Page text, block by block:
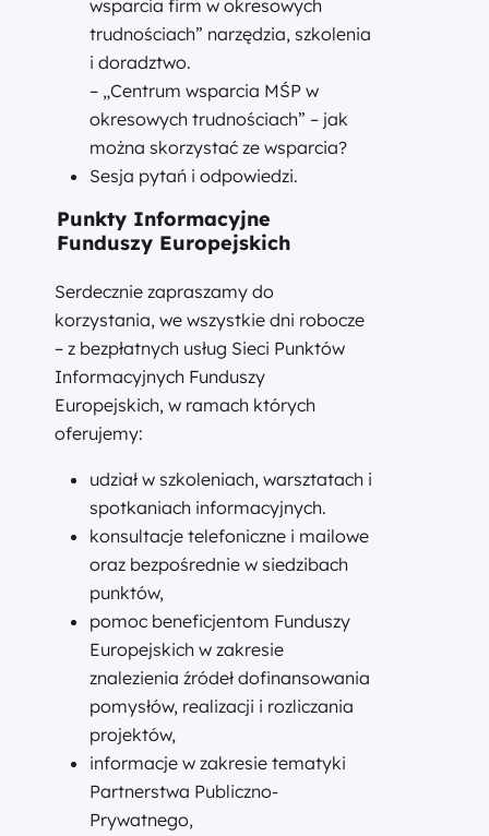
wsparcia firm w okresowych
trudnościach” narzędzia, szkolenia
i doradztwo.
– „Centrum wsparcia MŚP w
okresowych trudnościach” – jak
można skorzystać ze wsparcia?
Sesja pytań i odpowiedzi.
Punkty Informacyjne
Funduszy Europejskich
Serdecznie zapraszamy do
korzystania, we wszystkie dni robocze
– z bezpłatnych usług Sieci Punktów
Informacyjnych Funduszy
Europejskich, w ramach których
oferujemy:
udział w szkoleniach, warsztatach i
spotkaniach informacyjnych.
konsultacje telefoniczne i mailowe
oraz bezpośrednie w siedzibach
punktów,
pomoc beneficjentom Funduszy
Europejskich w zakresie
znalezienia źródeł dofinansowania
pomysłów, realizacji i rozliczania
projektów,
informacje w zakresie tematyki
Partnerstwa Publiczno-
Prywatnego,